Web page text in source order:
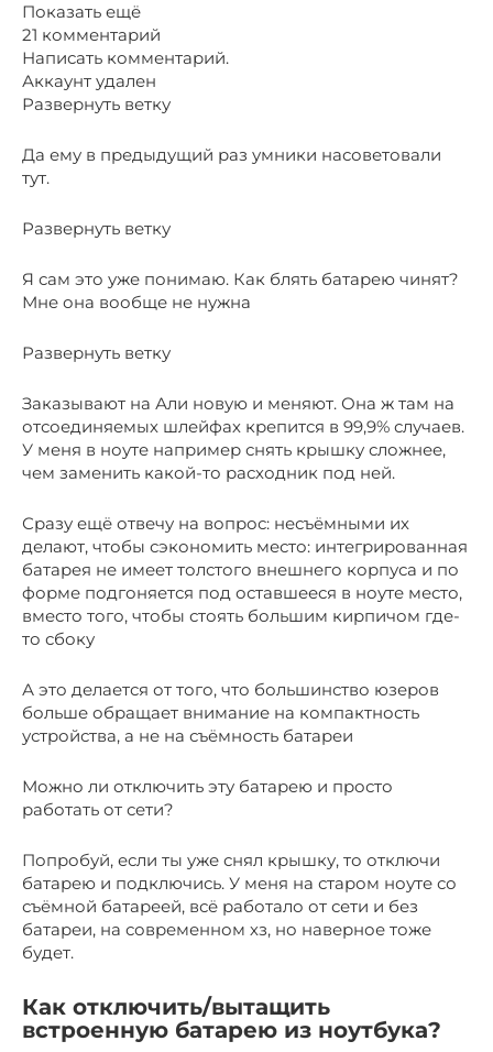
Показать ещё
21 комментарий
Написать комментарий.
Аккаунт удален
Развернуть ветку
Да ему в предыдущий раз умники насоветовали
тут.
Развернуть ветку
Я сам это уже понимаю. Как блять батарею чинят?
Мне она вообще не нужна
Развернуть ветку
Заказывают на Али новую и меняют. Она ж там на
отсоединяемых шлейфах крепится в 99,9% случаев.
У меня в ноуте например снять крышку сложнее,
чем заменить какой-то расходник под ней.
Сразу ещё отвечу на вопрос: несъёмными их
делают, чтобы сэкономить место: интегрированная
батарея не имеет толстого внешнего корпуса и по
форме подгоняется под оставшееся в ноуте место,
вместо того, чтобы стоять большим кирпичом где-
то сбоку
А это делается от того, что большинство юзеров
больше обращает внимание на компактность
устройства, а не на съёмность батареи
Можно ли отключить эту батарею и просто
работать от сети?
Попробуй, если ты уже снял крышку, то отключи
батарею и подключись. У меня на старом ноуте со
съёмной батареей, всё работало от сети и без
батареи, на современном хз, но наверное тоже
будет.
Как отключить/вытащить
встроенную батарею из ноутбука?